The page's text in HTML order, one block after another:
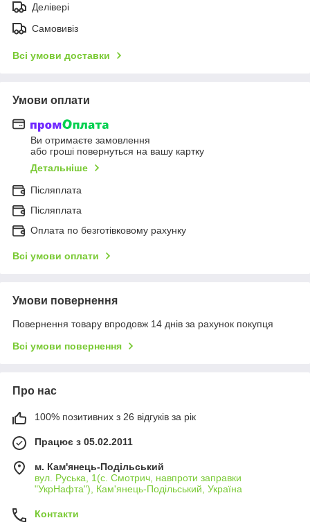
Делівері
Самовивіз
Всі умови доставки
Умови оплати
Ви отримаєте замовлення
або гроші повернуться на вашу картку
Детальніше
Післяплата
Післяплата
Оплата по безготівковому рахунку
Всі умови оплати
Умови повернення
Повернення товару впродовж 14 днів за рахунок покупця
Всі умови повернення
Про нас
100% позитивних з 26 відгуків за рік
Працює з 05.02.2011
м. Кам'янець-Подільський
вул. Руська, 1(с. Смотрич, навпроти заправки
"УкрНафта"), Кам'янець-Подільський, Україна
Контакти